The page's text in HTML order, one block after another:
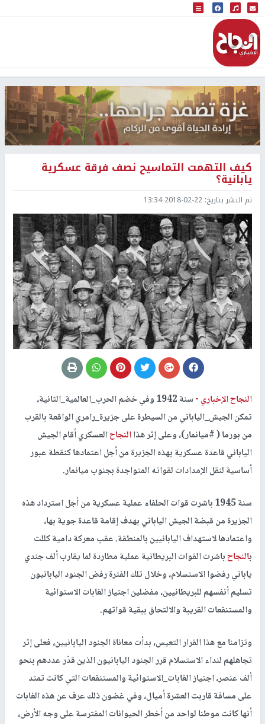
البث المباشر
إذاعة النجاح
كيف التهمت التماسيح نصف فرقة عسكرية
يابانية؟
تم النشر بتاريخ: 2018-02-22 13:34
النجاح الإخباري -
سنة 1942 وفي خضم الحرب_العالمية_الثانية،
تمكن الجيش_الياباني من السيطرة على جزيرة_رامري الواقعة بالقرب
من بورما ( #ميانمار)، وعلى إثر هذاالنجاحالعسكري أقام الجيش
الياباني قاعدة عسكرية بهذه الجزيرة من أجل اعتمادها كنقطة عبور
أساسية لنقل الإمدادات لقواته المتواجدة بجنوب ميانمار.
سنة 1945 باشرت قوات الحلفاء عملية عسكرية من أجل استرداد هذه
الجزيرة من قبضة الجيش الياباني بهدف إقامة قاعدة جوية بها،
واعتمادها لاستهداف اليابانيين بالمنطقة. عقب معركة دامية كللت
بالنجاحباشرت القوات البريطانية عملية مطاردة لما يقارب ألف جندي
ياباني رفضوا الاستسلام، وخلال تلك الفترة رفض الجنود اليابانيون
تسليم أنفسهم للبريطانيين، مفضلين اجتياز الغابات الاستوائية
والمستنقعات القريبة والالتحاق ببقية قواتهم.
وتزامنا مع هذا القرار التعيس، بدأت معاناة الجنود اليابانيين، فعلى إثر
تجاهلهم لنداء الاستسلام قرر الجنود اليابانيون الذين قدّر عددهم بنحو
ألف عنصر، اجتياز الغابات_الاستوائية والمستنقعات التي كانت تمتد
على مسافة قاربت العشرة أميال، وفي غضون ذلك عرف عن هذه الغابات
أنها كانت موطنا لواحد من أخطر الحيوانات المفترسة على وجه الأرض،